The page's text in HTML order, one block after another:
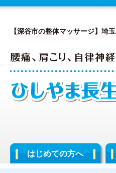
【深谷市の整体マッサージ】埼
はじめての方へ